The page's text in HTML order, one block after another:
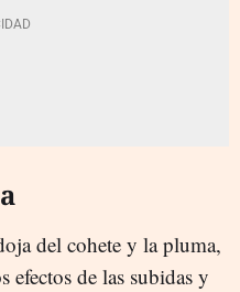
del cohete y la pluma,
efectos de las subidas y